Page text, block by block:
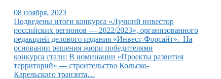
08 ноября, 2023
Подведены итоги конкурса «Лучший инвестор
российских регионов — 2022/2023», организованного
редакцией делового издания «Инвест-Форсайт». На
основании решения жюри победителями
конкурса стали: В номинации «Проекты развития
территорий» — строительство Кольско-
Карельского транзита…